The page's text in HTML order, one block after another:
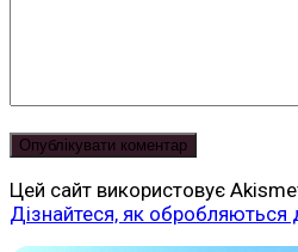
Цей сайт використовує
Дізнайтеся, як обробляються